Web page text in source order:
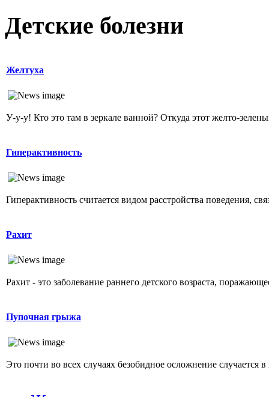
Детские болезни
Желтуха
У-у-у! Кто это там в зеркале ванной? Откуда этот желто-
Гиперактивность
Гиперактивность считается видом расстройства поведения,
Рахит
Рахит - это заболевание раннего детского возраста,
Пупочная грыжа
Это почти во всех случаях безобидное осложнение случается